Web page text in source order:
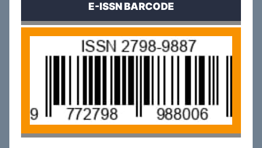
E-ISSN BARCODE